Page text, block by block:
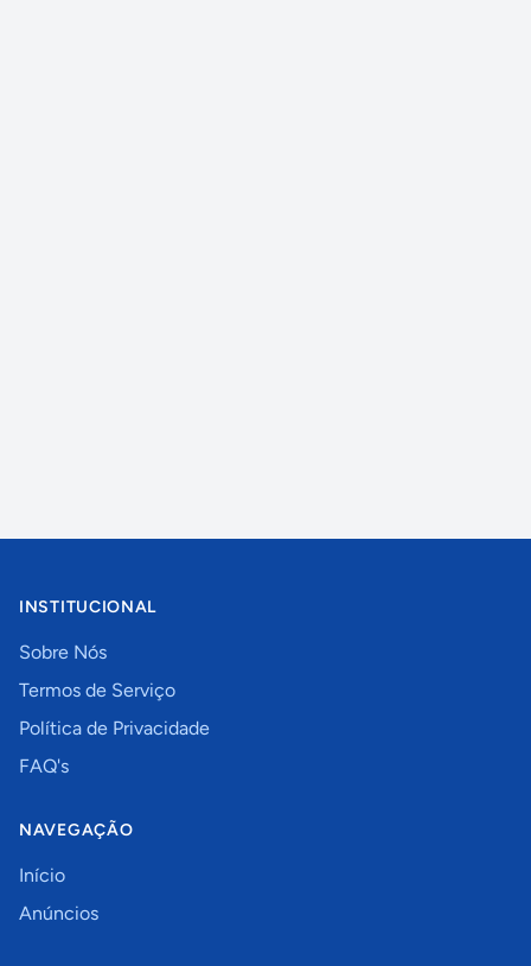
INSTITUCIONAL
Sobre Nós
Termos de Serviço
Política de Privacidade
FAQ's
NAVEGAÇÃO
Início
Anúncios